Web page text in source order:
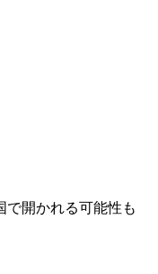
で開かれる可能性も